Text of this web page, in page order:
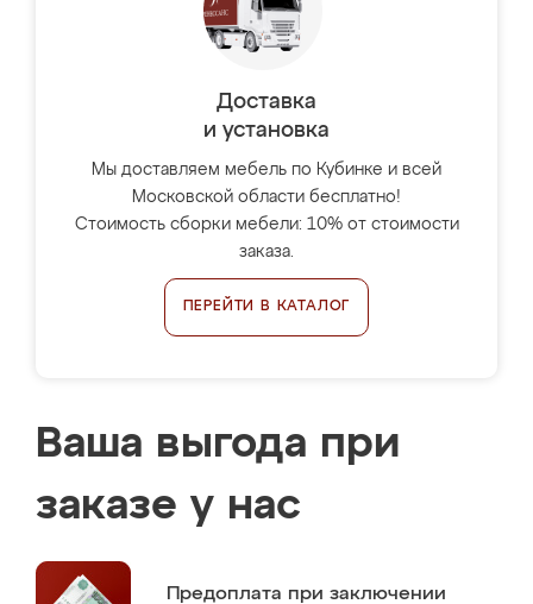
Доставка
и установка
Мы доставляем мебель по Кубинке и всей
Московской области бесплатно!
Стоимость сборки мебели: 10% от стоимости
заказа.
ПЕРЕЙТИ В КАТАЛОГ
Ваша выгода при
заказе у нас
Предоплата при заключении